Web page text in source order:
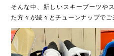
そんな中、新しいスキーブーツや
た方々が続々とチューンナップでご